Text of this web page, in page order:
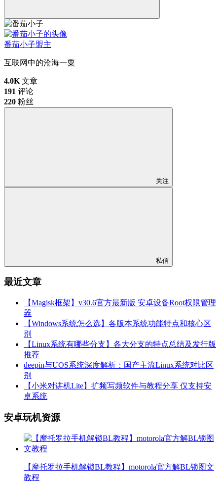
番茄小子盟主
互联网中的沧海一粟
4.0K 文章
191 评论
220 粉丝
关注
私信
最近文章
【Magisk框架】v30.6官方最新版 安卓设备Root权限管理
器
【Windows系统怎么选】各版本系统功能特点和核心区
别
【Linux系统有哪些分支】各大分支的特点总结及发行版
推荐
deepin与UOS系统深度解析：国产主流Linux系统对比区
别
【小米对讲机Lite】扩频写频软件与教程分享 仅支持安
卓系统
安卓玩机资源
【摩托罗拉手机解锁BL教程】motorola官方解BL锁图文
教程